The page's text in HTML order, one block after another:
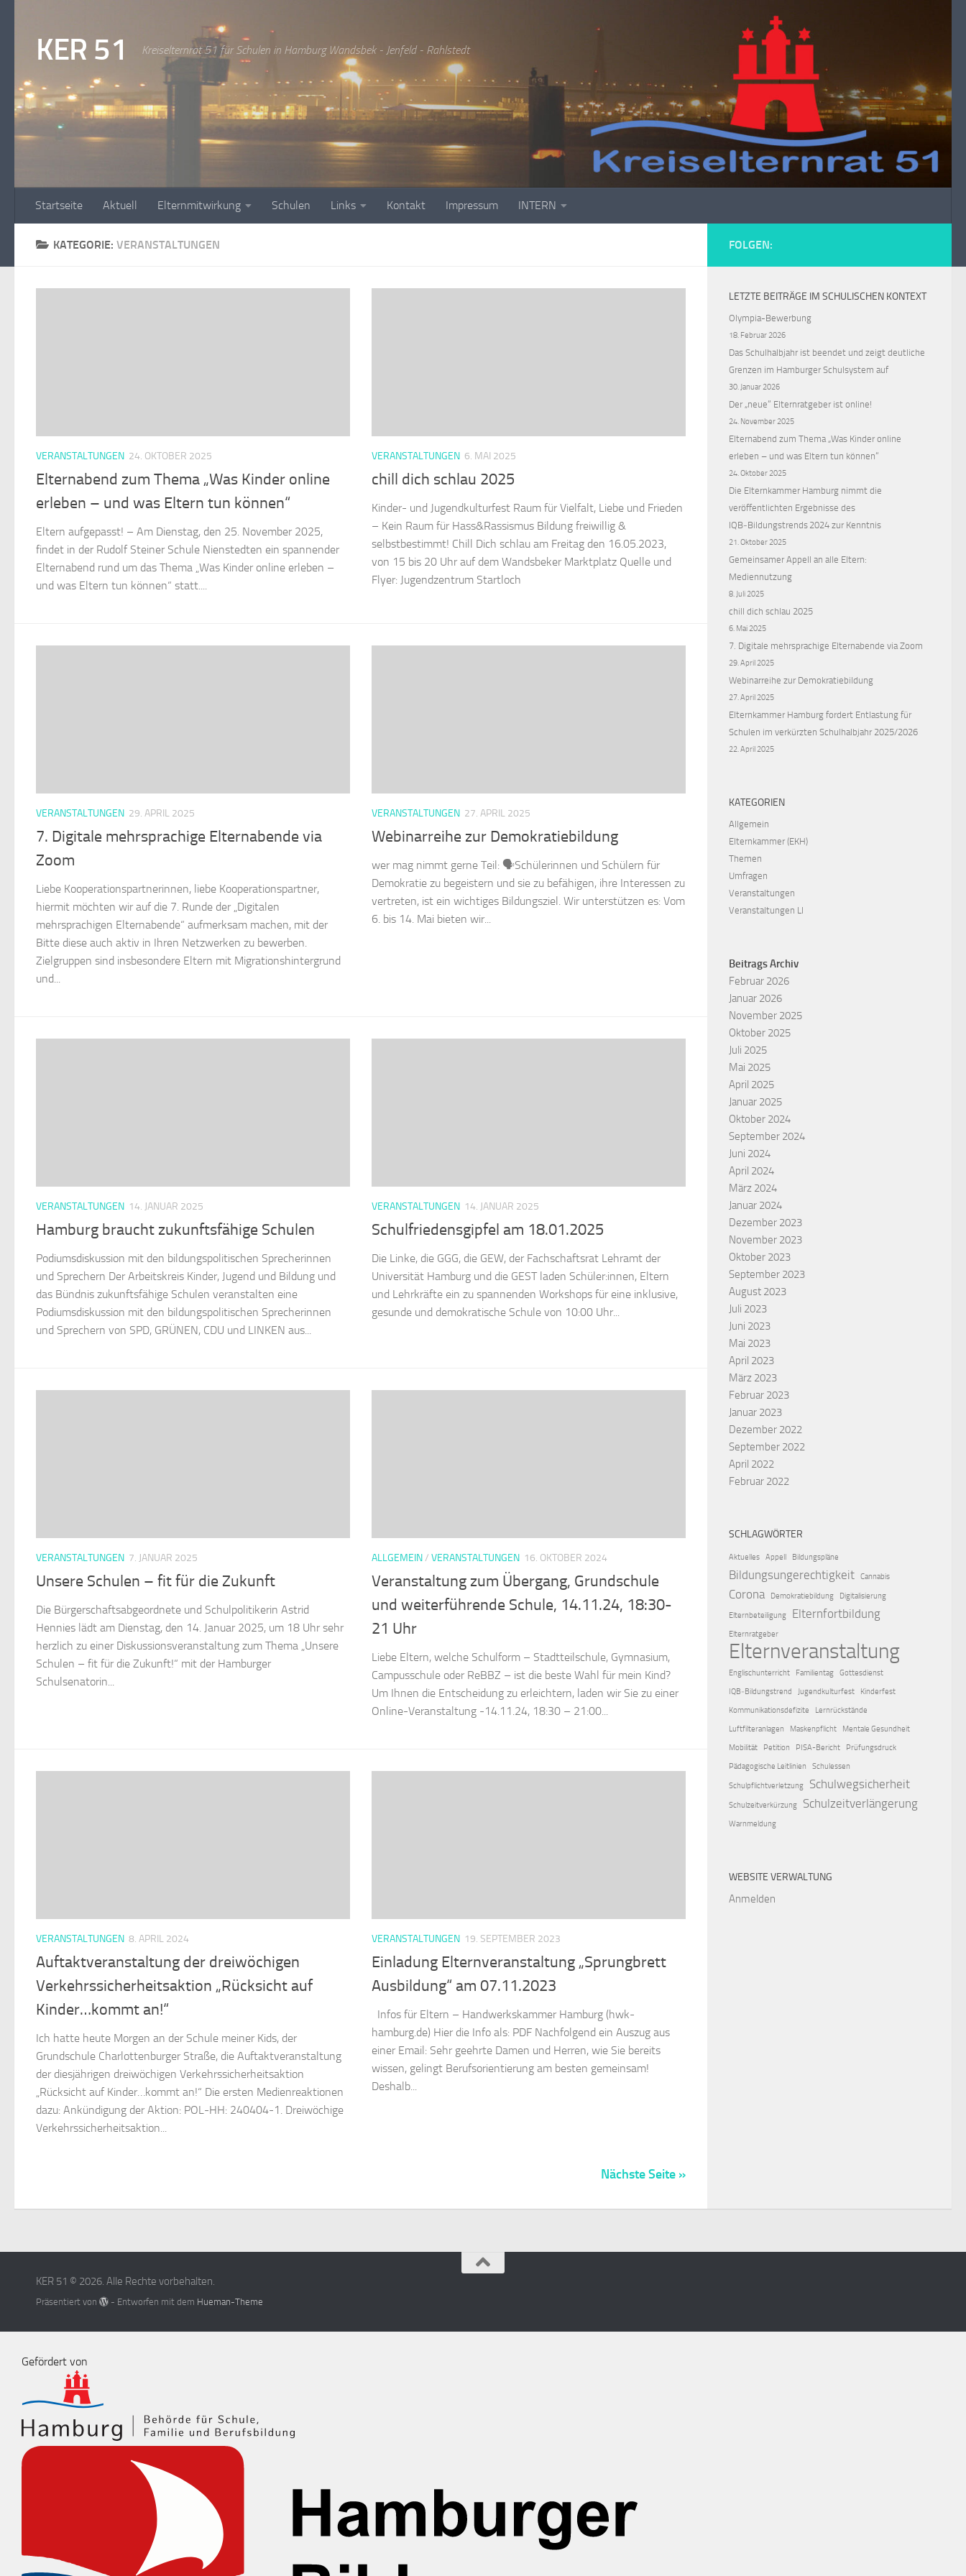
KER 51 Kreiselternrat 51 für Schulen in Hamburg Wandsbek - Jenfeld - Rahlstedt
Startseite Aktuell Elternmitwirkung Schulen Links Kontakt Impressum INTERN
KATEGORIE: VERANSTALTUNGEN
VERANSTALTUNGEN 24. OKTOBER 2025
Elternabend zum Thema „Was Kinder online
erleben – und was Eltern tun können“
Eltern aufgepasst! – Am Dienstag, den 25. November 2025,
findet in der Rudolf Steiner Schule Nienstedten ein spannender
Elternabend rund um das Thema „Was Kinder online erleben –
und was Eltern tun können“ statt....
VERANSTALTUNGEN 6. MAI 2025
chill dich schlau 2025
Kinder- und Jugendkulturfest Raum für Vielfalt, Liebe und Frieden
– Kein Raum für Hass&Rassismus Bildung freiwillig &
selbstbestimmt! Chill Dich schlau am Freitag den 16.05.2023,
von 15 bis 20 Uhr auf dem Wandsbeker Marktplatz Quelle und
Flyer: Jugendzentrum Startloch
VERANSTALTUNGEN 29. APRIL 2025
7. Digitale mehrsprachige Elternabende via
Zoom
Liebe Kooperationspartnerinnen, liebe Kooperationspartner,
hiermit möchten wir auf die 7. Runde der „Digitalen
mehrsprachigen Elternabende“ aufmerksam machen, mit der
Bitte diese auch aktiv in Ihren Netzwerken zu bewerben.
Zielgruppen sind insbesondere Eltern mit Migrationshintergrund
und...
VERANSTALTUNGEN 27. APRIL 2025
Webinarreihe zur Demokratiebildung
wer mag nimmt gerne Teil: 🗣️Schülerinnen und Schülern für
Demokratie zu begeistern und sie zu befähigen, ihre Interessen zu
vertreten, ist ein wichtiges Bildungsziel. Wir unterstützen es: Vom
6. bis 14. Mai bieten wir...
VERANSTALTUNGEN 14. JANUAR 2025
Hamburg braucht zukunftsfähige Schulen
Podiumsdiskussion mit den bildungspolitischen Sprecherinnen
und Sprechern Der Arbeitskreis Kinder, Jugend und Bildung und
das Bündnis zukunftsfähige Schulen veranstalten eine
Podiumsdiskussion mit den bildungspolitischen Sprecherinnen
und Sprechern von SPD, GRÜNEN, CDU und LINKEN aus...
VERANSTALTUNGEN 14. JANUAR 2025
Schulfriedensgipfel am 18.01.2025
Die Linke, die GGG, die GEW, der Fachschaftsrat Lehramt der
Universität Hamburg und die GEST laden Schüler:innen, Eltern
und Lehrkräfte ein zu spannenden Workshops für eine inklusive,
gesunde und demokratische Schule von 10:00 Uhr...
VERANSTALTUNGEN 7. JANUAR 2025
Unsere Schulen – fit für die Zukunft
Die Bürgerschaftsabgeordnete und Schulpolitikerin Astrid
Hennies lädt am Dienstag, den 14. Januar 2025, um 18 Uhr sehr
herzlich zu einer Diskussionsveranstaltung zum Thema „Unsere
Schulen – fit für die Zukunft!“ mit der Hamburger
Schulsenatorin...
ALLGEMEIN/ VERANSTALTUNGEN 16. OKTOBER 2024
Veranstaltung zum Übergang, Grundschule
und weiterführende Schule, 14.11.24, 18:30-
21 Uhr
Liebe Eltern, welche Schulform – Stadtteilschule, Gymnasium,
Campusschule oder ReBBZ – ist die beste Wahl für mein Kind?
Um Ihnen die Entscheidung zu erleichtern, laden wir Sie zu einer
Online-Veranstaltung -14.11.24, 18:30 – 21:00...
VERANSTALTUNGEN 8. APRIL 2024
Auftaktveranstaltung der dreiwöchigen
Verkehrssicherheitsaktion „Rücksicht auf
Kinder…kommt an!“
Ich hatte heute Morgen an der Schule meiner Kids, der
Grundschule Charlottenburger Straße, die Auftaktveranstaltung
der diesjährigen dreiwöchigen Verkehrssicherheitsaktion
„Rücksicht auf Kinder…kommt an!“ Die ersten Medienreaktionen
dazu: Ankündigung der Aktion: POL-HH: 240404-1. Dreiwöchige
Verkehrssicherheitsaktion...
VERANSTALTUNGEN 19. SEPTEMBER 2023
Einladung Elternveranstaltung „Sprungbrett
Ausbildung“ am 07.11.2023
Infos für Eltern – Handwerkskammer Hamburg (hwk-
hamburg.de) Hier die Info als: PDF Nachfolgend ein Auszug aus
einer Email: Sehr geehrte Damen und Herren, wie Sie bereits
wissen, gelingt Berufsorientierung am besten gemeinsam!
Deshalb...
Nächste Seite »
FOLGEN:
LETZTE BEITRÄGE IM SCHULISCHEN KONTEXT
Olympia-Bewerbung
18. Februar 2026
Das Schulhalbjahr ist beendet und zeigt deutliche
Grenzen im Hamburger Schulsystem auf
30. Januar 2026
Der „neue“ Elternratgeber ist online!
24. November 2025
Elternabend zum Thema „Was Kinder online
erleben – und was Eltern tun können“
24. Oktober 2025
Die Elternkammer Hamburg nimmt die
veröffentlichten Ergebnisse des
IQB‑Bildungstrends 2024 zur Kenntnis
21. Oktober 2025
Gemeinsamer Appell an alle Eltern:
Mediennutzung
8. Juli 2025
chill dich schlau 2025
6. Mai 2025
7. Digitale mehrsprachige Elternabende via Zoom
29. April 2025
Webinarreihe zur Demokratiebildung
27. April 2025
Elternkammer Hamburg fordert Entlastung für
Schulen im verkürzten Schulhalbjahr 2025/2026
22. April 2025
KATEGORIEN
Allgemein
Elternkammer (EKH)
Themen
Umfragen
Veranstaltungen
Veranstaltungen LI
Beitrags Archiv
Februar 2026
Januar 2026
November 2025
Oktober 2025
Juli 2025
Mai 2025
April 2025
Januar 2025
Oktober 2024
September 2024
Juni 2024
April 2024
März 2024
Januar 2024
Dezember 2023
November 2023
Oktober 2023
September 2023
August 2023
Juli 2023
Juni 2023
Mai 2023
April 2023
März 2023
Februar 2023
Januar 2023
Dezember 2022
September 2022
April 2022
Februar 2022
SCHLAGWÖRTER
Aktuelles Appell Bildungspläne
Bildungsungerechtigkeit Cannabis
Corona Demokratiebildung Digitalisierung
Elternbeteiligung Elternfortbildung
Elternratgeber
Elternveranstaltung
Englischunterricht Familientag
Gottesdienst
IQB‑Bildungstrend
Jugendkulturfest
Kinderfest
Kommunikationsdefizite
Lernrückstände
Luftfilteranlagen
Maskenpflicht
Mentale Gesundheit
Mobilität
Petition PISA-Bericht
Prüfungsdruck
Pädagogische Leitlinien
Schulessen
Schulpflichtverletzung Schulwegsicherheit
Schulzeitverkürzung Schulzeitverlängerung
Warnmeldung
WEBSITE VERWALTUNG
Anmelden
KER 51 © 2026. Alle Rechte vorbehalten.
Präsentiert von - Entworfen mit dem Hueman-Theme
Gefördert von